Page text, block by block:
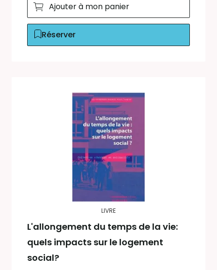
Ajouter à mon panier
Réserver
LIVRE
L'allongement du temps de la vie:
quels impacts sur le logement
social?